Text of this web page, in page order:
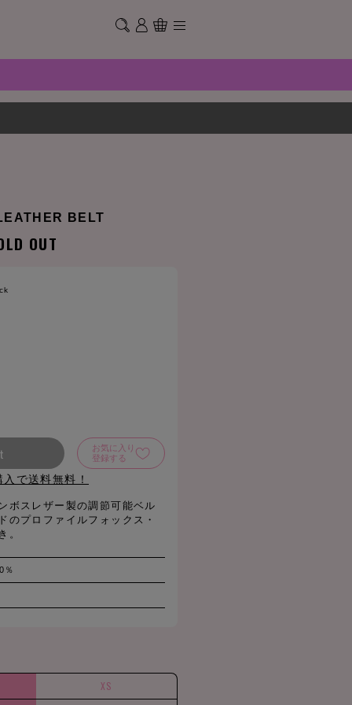
BELT
OUT
お気に入り
登録する
で送料無料！
ボスレザー製の調節可能ベル
のプロファイルフォックス・
。
％
XS